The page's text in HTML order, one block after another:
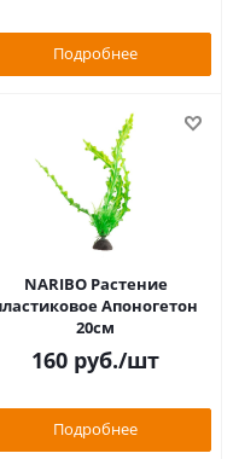
Подробнее
NARIBO Растение
Апоногетон
20см
160 руб./шт
Подробнее